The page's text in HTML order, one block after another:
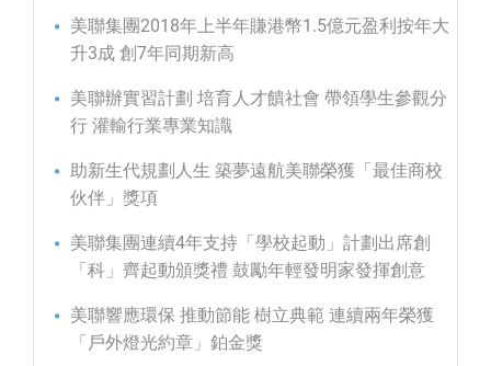
美聯集團2018年上半年賺港幣1.5億元盈利按年大
升3成 創7年同期新高
美聯辦實習計劃 培育人才饋社會 帶領學生參觀分
行 灌輸行業專業知識
助新生代規劃人生 築夢遠航美聯榮獲「最佳商校
伙伴」獎項
美聯集團連續4年支持「學校起動」計劃出席創
「科」齊起動頒獎禮 鼓勵年輕發明家發揮創意
美聯響應環保 推動節能 樹立典範 連續兩年榮獲
「戶外燈光約章」鉑金獎